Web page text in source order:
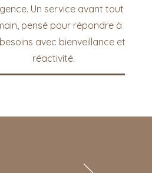
Un service avant tout
pensé pour répondre à
avec bienveillance et
réactivité.